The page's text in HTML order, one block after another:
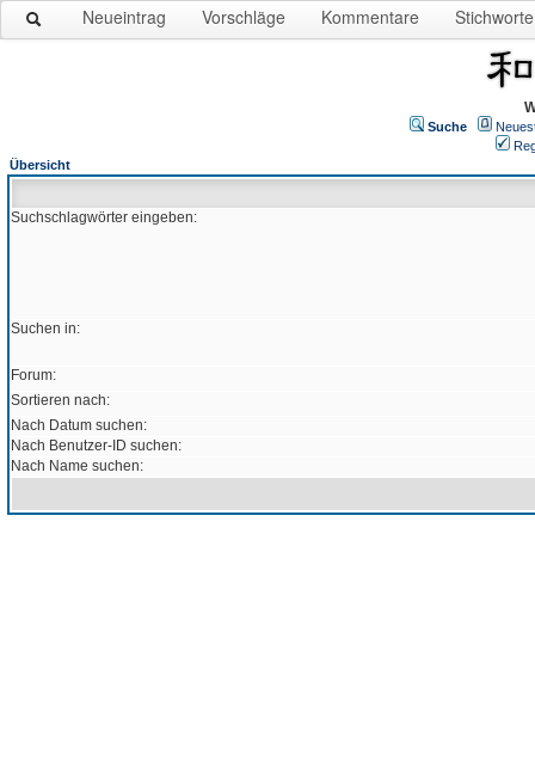
Neueintrag Vorschläge Kommentare Stichworte
Suche
Übersicht
Suchschlagwörter eingeben:
Suchen in:
Forum:
Sortieren nach:
Nach Datum suchen:
Nach Benutzer-ID suchen:
Nach Name suchen: